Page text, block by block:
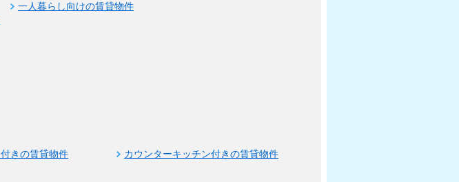
一人暮らし向けの賃貸物件
きの賃貸物件
カウンターキッチン付きの賃貸物件